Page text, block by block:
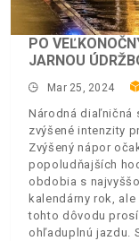
PO
JARNOU
Mar 25, 2024
Národná
zvýšené intenzity
Zvýšený nápor
popoludňajších
obdobia s
kalendárny rok,
tohto dôvodu
ohľaduplnú jazdu.